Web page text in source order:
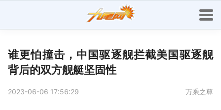
谁更怕撞击，中国驱逐舰拦截美国驱逐舰
背后的双方舰艇坚固性
2023-06-06 17:56:29 万乘之尊